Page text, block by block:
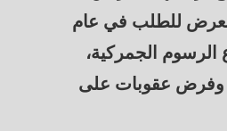
العرض للطلب في عام
الرسوم الجمركية،
وفرض عقوبات على